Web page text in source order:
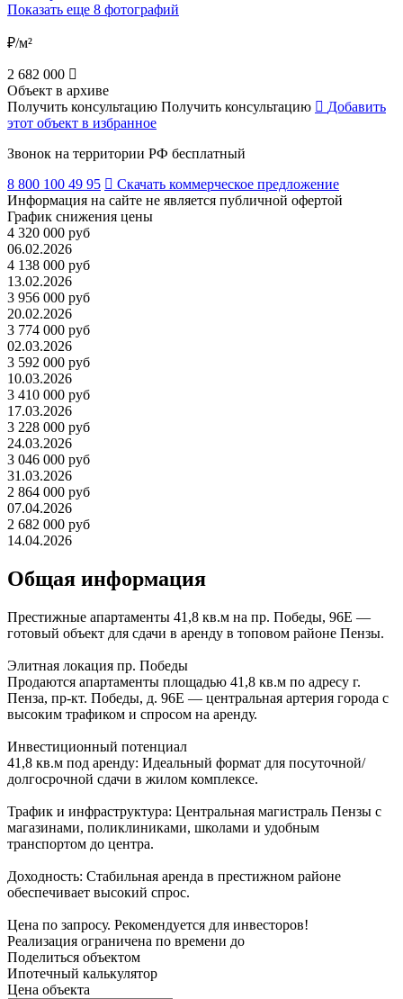
Показать еще 8 фотографий
₽/м²
2 682 000
Объект в архиве
Получить консультацию Получить консультацию
Добавить
этот объект в избранное
Звонок на территории РФ бесплатный
8 800 100 49 95
Скачать коммерческое предложение
Информация на сайте не является публичной офертой
График снижения цены
4 320 000 руб
06.02.2026
4 138 000 руб
13.02.2026
3 956 000 руб
20.02.2026
3 774 000 руб
02.03.2026
3 592 000 руб
10.03.2026
3 410 000 руб
17.03.2026
3 228 000 руб
24.03.2026
3 046 000 руб
31.03.2026
2 864 000 руб
07.04.2026
2 682 000 руб
14.04.2026
Общая информация
Престижные апартаменты 41,8 кв.м на пр. Победы, 96Е —
готовый объект для сдачи в аренду в топовом районе Пензы.
Элитная локация пр. Победы
Продаются апартаменты площадью 41,8 кв.м по адресу г.
Пенза, пр-кт. Победы, д. 96Е — центральная артерия города с
высоким трафиком и спросом на аренду.
Инвестиционный потенциал
41,8 кв.м под аренду: Идеальный формат для посуточной/
долгосрочной сдачи в жилом комплексе.
Трафик и инфраструктура: Центральная магистраль Пензы с
магазинами, поликлиниками, школами и удобным
транспортом до центра.
Доходность: Стабильная аренда в престижном районе
обеспечивает высокий спрос.
Цена по запросу. Рекомендуется для инвесторов!
Реализация ограничена по времени до
Поделиться объектом
Ипотечный калькулятор
Цена объекта